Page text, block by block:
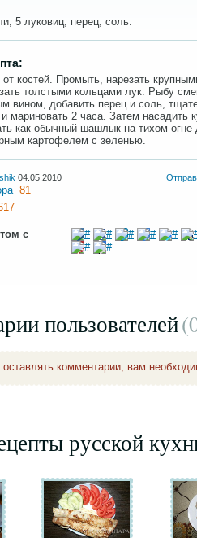
5 луковиц, перец, соль.
костей. Промыть, нарезать
толстыми кольцами лук. Рыбу
вином, добавить перец и соль,
мариновать 2 часа. Затем насадить
как обычный шашлык на тихом огне
картофелем с зеленью.
04.05.2010
81
с
пользователей
комментарии, вам
русской